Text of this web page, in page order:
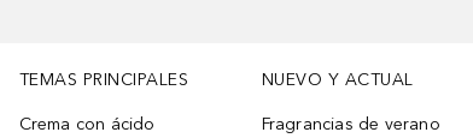
TEMAS PRINCIPALES
Crema con ácido
NUEVO Y ACTUAL
Fragrancias de verano